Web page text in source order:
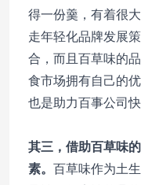
得一份羹，有着很
走年轻化品牌发展
合，而且百草味的
食市场拥有自己的
也是助力百事公司
其三，借助百草味
素。 百草味作为土